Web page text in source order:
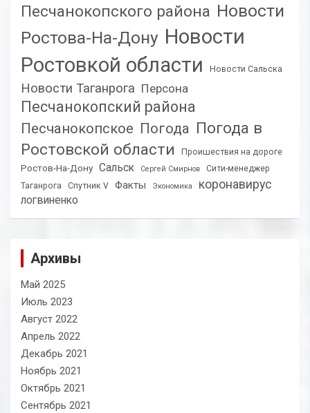
Песчанокопского района Новости
Ростова-На-Дону Новости
Ростовкой области
Новости Сальска
Новости Таганрога Персона
Песчанокопский района
Песчанокопское Погода Погода в
Ростовской области
Проишествия на дороге
Ростов-На-Дону Сальск Сергей Смирнов
Сити-менеджер
Таганрога
Спутник V Факты Экономика коронавирус
логвиненко
Архивы
Май 2025
Июль 2023
Август 2022
Апрель 2022
Декабрь 2021
Ноябрь 2021
Октябрь 2021
Сентябрь 2021